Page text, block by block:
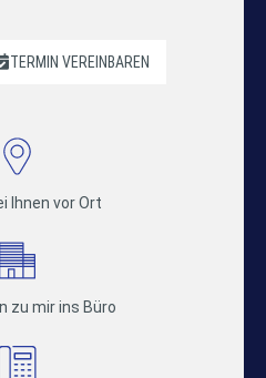
TERMIN VEREINBAREN
Ihnen vor Ort
zu mir ins Büro